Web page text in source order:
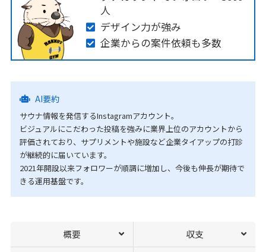
人
デザイン力が強み
企業からの案件依頼も多数
AI要約
サウナ情報を発信するInstagramアカウント。
ビジュアルにこだわった投稿を強みに業界上位のアカウントから
評価されており、サプリメントや施設など企業タイアップの打診
が継続的に届いています。
2021年開設以来フォロワーが順調に増加し、今後も伸長が期待で
きる運用基盤です。
概要 収支